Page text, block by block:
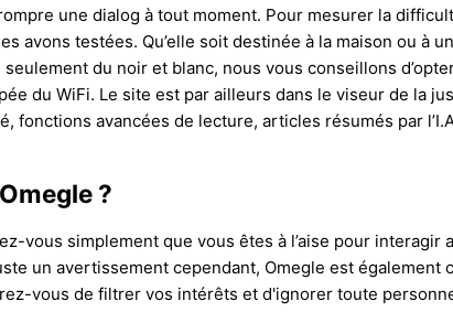
une dialog à tout moment. Pour mesurer la
avons testées. Qu’elle soit destinée à la maison ou à
du noir et blanc, nous vous conseillons
du WiFi. Le site est par ailleurs dans le viseur de la
fonctions avancées de lecture, articles résumés par
?
vous simplement que vous êtes à l’aise pour interagir
un avertissement cependant, Omegle est également
vous de filtrer vos intérêts et d'ignorer toute